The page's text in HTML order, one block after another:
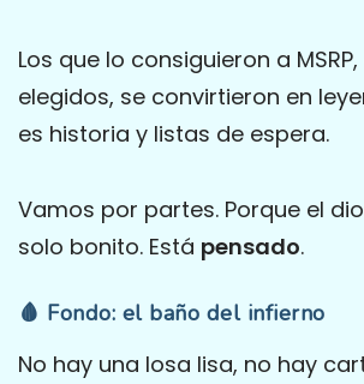
Los que lo consiguieron a
elegidos, se convirtieron en
es historia y listas de espera.
Vamos por partes. Porque el
solo bonito. Está pensado.
🩸 Fondo: el baño del infierno
No hay una losa lisa, no hay